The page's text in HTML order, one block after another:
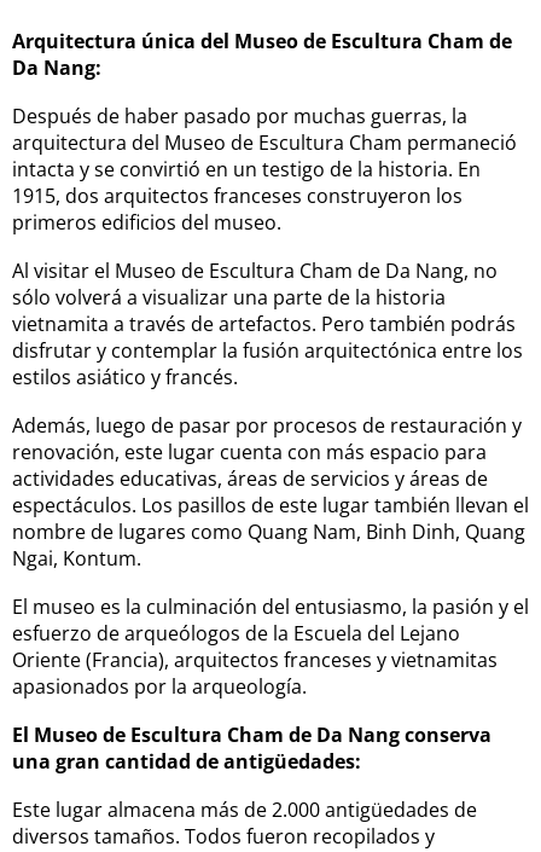
Arquitectura única del Museo de Escultura Cham de
Da Nang:
Después de haber pasado por muchas guerras, la
arquitectura del Museo de Escultura Cham permaneció
intacta y se convirtió en un testigo de la historia. En
1915, dos arquitectos franceses construyeron los
primeros edificios del museo.
Al visitar el Museo de Escultura Cham de Da Nang, no
sólo volverá a visualizar una parte de la historia
vietnamita a través de artefactos. Pero también podrás
disfrutar y contemplar la fusión arquitectónica entre los
estilos asiático y francés.
Además, luego de pasar por procesos de restauración y
renovación, este lugar cuenta con más espacio para
actividades educativas, áreas de servicios y áreas de
espectáculos. Los pasillos de este lugar también llevan el
nombre de lugares como Quang Nam, Binh Dinh, Quang
Ngai, Kontum.
El museo es la culminación del entusiasmo, la pasión y el
esfuerzo de arqueólogos de la Escuela del Lejano
Oriente (Francia), arquitectos franceses y vietnamitas
apasionados por la arqueología.
El Museo de Escultura Cham de Da Nang conserva
una gran cantidad de antigüedades:
Este lugar almacena más de 2.000 antigüedades de
diversos tamaños. Todos fueron recopilados y